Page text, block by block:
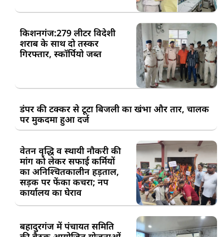
किशनगंज:279 लीटर विदेशी
शराब के साथ दो तस्कर
गिरफ्तार, स्कॉर्पियो जब्त
डंपर की टक्कर से टूटा बिजली का खंभा और तार, चालक
पर मुकदमा हुआ दर्ज
वेतन वृद्धि व स्थायी नौकरी की
मांग को लेकर सफाई कर्मियों
का अनिश्चितकालीन हड़ताल,
सड़क पर फेंका कचरा; नप
कार्यालय का घेराव
बहादुरगंज में पंचायत समिति